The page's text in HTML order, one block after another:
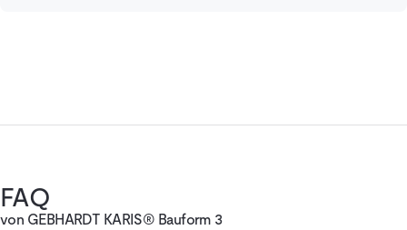
FAQ
von GEBHARDT KARIS® Bauform 3